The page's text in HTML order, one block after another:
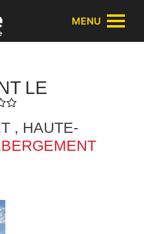
MENU
LE
, HAUTE-